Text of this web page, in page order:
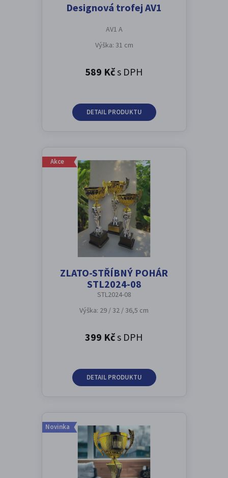
Designová trofej AV1
AV1 A
Výška: 31 cm
589 Kčs DPH
DETAIL PRODUKTU
Akce
ZLATO-STŘÍBNÝ POHÁR
STL2024-08
STL2024-08
Výška: 29 / 32 / 36,5 cm
399 Kčs DPH
DETAIL PRODUKTU
Novinka